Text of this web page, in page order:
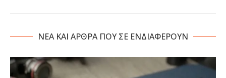
NΕΑ ΚΑΙ ΑΡΘΡΑ ΠΟΥ ΣΕ ΕΝΔΙΑΦΕΡΟΥΝ